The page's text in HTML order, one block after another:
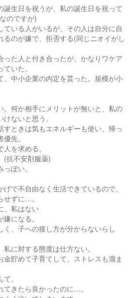
誕生日を祝うが、私の誕生日を祝って
のですが)
ている人がいるが、その人は自分に自
のが嫌で、拒否する(同じニオイがし
った人と付き合ったが、かなりワケア
いた。
、中小企業の内定を貰った。規模が小
。何か相手にメリットが無いと、私の
ないと思う。
すときは気もエネルギーも使い、帰っ
先。
を求める。
(抗不安剤服薬)
ぽい。
で不自由なく生活できているので、
せずに…。
、私はない
になる。
、子への接し方が分からないらし
に対する態度は仕方ない。
貯めて子育てして、ストレスも溜ま
。
きたら良かったのに…。